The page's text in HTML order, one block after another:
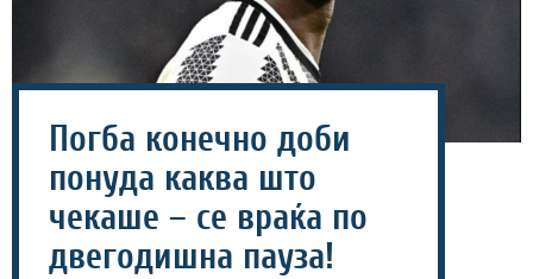
Погба конечно доби
понуда каква што
чекаше – се враќа по
двегодишна пауза!